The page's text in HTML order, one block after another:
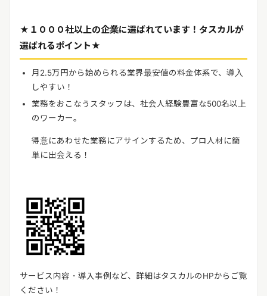
★１０００社以上の企業に選ばれています！タスカルが
選ばれるポイント★
月2.5万円から始められる業界最安値の料金体系で、導入
しやすい！
業務をおこなうスタッフは、社会人経験豊富な500名以上
のワーカー。
得意にあわせた業務にアサインするため、プロ人材に簡
単に出会える！
サービス内容・導入事例など、詳細はタスカルのHPからご覧
ください！